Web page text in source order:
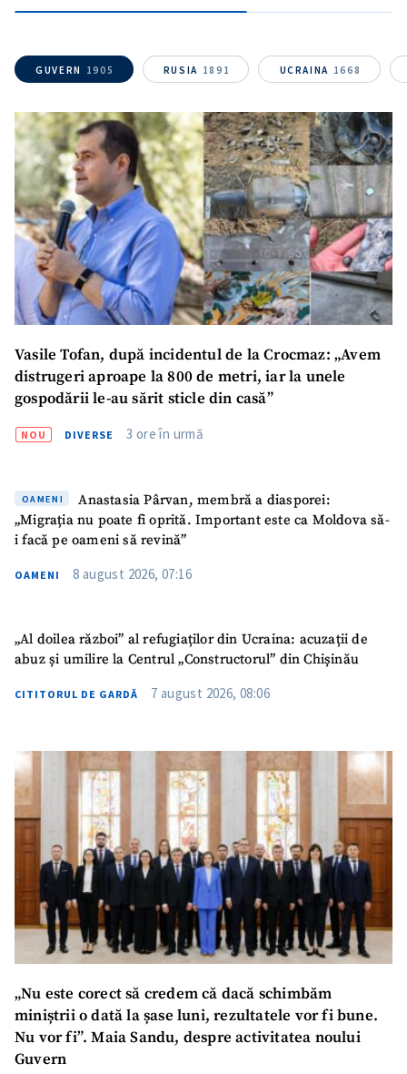
GUVERN 1905 RUSIA 1891 UCRAINA 1668
Vasile Tofan, după incidentul de la Crocmaz: „Avem
distrugeri aproape la 800 de metri, iar la unele
gospodării le-au sărit sticle din casă”
NOU DIVERSE 3 ore în urmă
OAMENI
Anastasia Pârvan, membră a diasporei:
„Migrația nu poate fi oprită. Important este ca Moldova să-
i facă pe oameni să revină”
OAMENI 8 august 2026, 07:16
„Al doilea război” al refugiaților din Ucraina: acuzații de
abuz și umilire la Centrul „Constructorul” din Chișinău
CITITORUL DE GARDĂ 7 august 2026, 08:06
„Nu este corect să credem că dacă schimbăm
miniștrii o dată la șase luni, rezultatele vor fi bune.
Nu vor fi”. Maia Sandu, despre activitatea noului
Guvern